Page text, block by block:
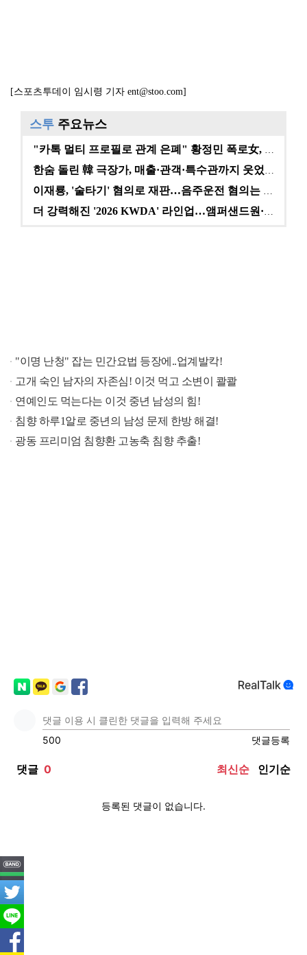
[스포츠투데이 임시령 기자 ent@stoo.com]
스투 주요뉴스
"카톡 멀티 프로필로 관계 은폐" 황정민 폭로女, 문자…
한숨 돌린 韓 극장가, 매출·관객·특수관까지 웃었다 […
이재룡, '술타기' 혐의로 재판…음주운전 혐의는 미적용…
더 강력해진 '2026 KWDA' 라인업…앰퍼샌드원·나…